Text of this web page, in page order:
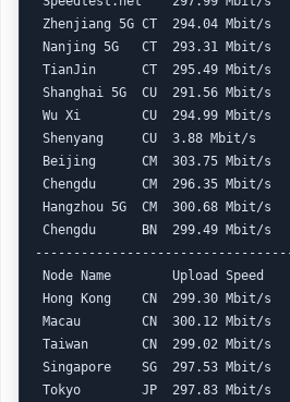
Zhenjiang 5G CT  294.04
Nanjing 5G   CT  293.31
TianJin      CT  295.49
Shanghai 5G  CU
Wu Xi        CU  294.99
Shenyang     CU  3.88
Beijing      CM  303.75
Chengdu      CM  296.35
Hangzhou 5G  CM
Chengdu      BN  299.49
Node Name        Upload
Hong Kong    CN  299.30
Macau        CN  300.12
Taiwan       CN  299.02
Singapore    SG  297.53
Tokyo        JP  297.83